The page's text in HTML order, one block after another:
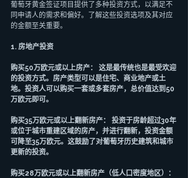
葡萄牙黄金签证项目提供了多种投资方式，以满足不
同申请人的需求和偏好。了解这些投资选项及其对应
的金额至关重要。
1. 房地产投资
购买50万欧元或以上房产： 这是最传统也是最受欢迎
的投资方式。房产类型可以是住宅、商业地产或土
地。投资人可以购买一套或多套房产，总价值达到50
万欧元即可。
购买35万欧元或以上翻新房产： 投资于房龄超过30年
或位于城市重建区域的房产，并进行翻新，投资金额
可降至35万欧元。这鼓励了对葡萄牙历史建筑和城市
更新的投资。
购买28万欧元或以上翻新房产（低人口密度地区）：